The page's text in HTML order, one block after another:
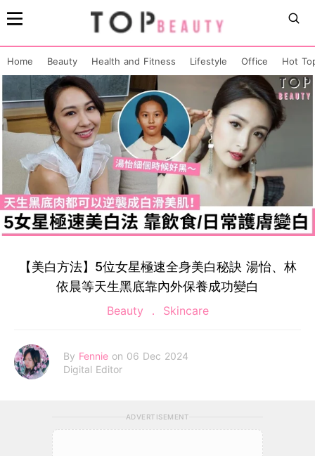
Home Beauty Health and Fitness Lifestyle Office Hot
【美白方法】5位女星極速全身美白秘訣 湯怡、林
依晨等天生黑底靠內外保養成功變白
Beauty Skincare
By Fennie on 06 Dec 2024
Digital Editor
ADVERTISEMENT